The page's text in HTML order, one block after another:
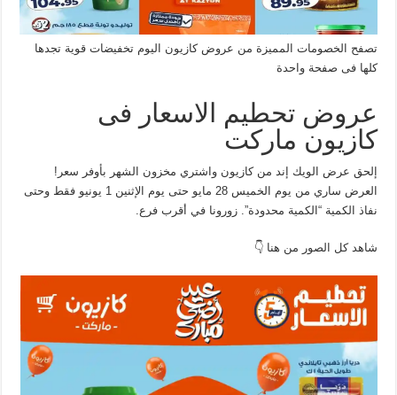
تصفح الخصومات المميزة من عروض كازيون اليوم تخفيضات قوية تجدها
كلها فى صفحة واحدة
عروض تحطيم الاسعار فى
كازيون ماركت
إلحق عرض الويك إند من كازيون واشتري مخزون الشهر بأوفر سعر!
العرض ساري من يوم الخميس 28 مايو حتى يوم الإثنين 1 يونيو فقط وحتى
نفاذ الكمية “الكمية محدودة”. زورونا في أقرب فرع.
شاهد كل الصور من هنا 👇